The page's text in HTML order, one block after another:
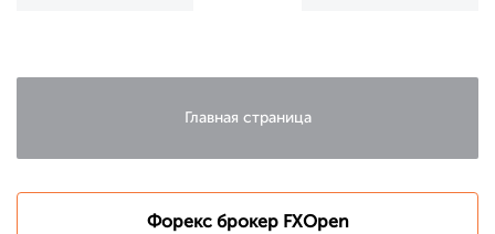
Главная страница
Форекс брокер FXOpen